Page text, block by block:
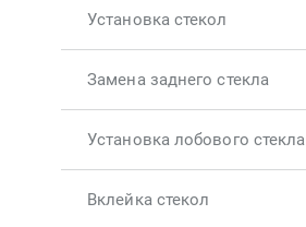
Установка стекол
Замена заднего стекла
Установка лобового стекла
Вклейка стекол